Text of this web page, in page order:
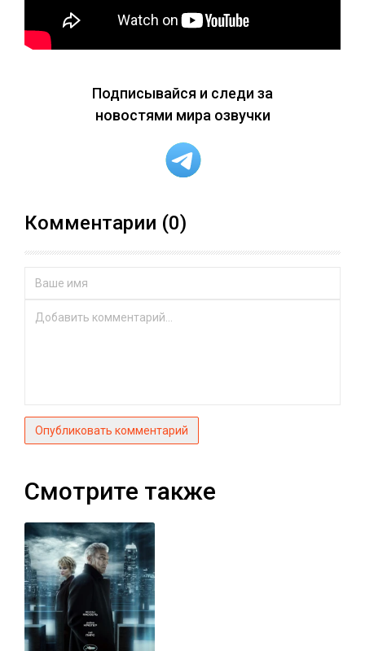
Подписывайся и следи за
новостями мира озвучки
Комментарии (0)
Опубликовать комментарий
Смотрите также